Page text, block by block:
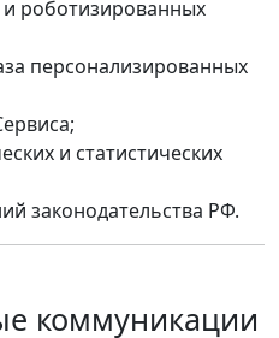
роботизированных
персонализированных
и статистических
законодательства РФ.
коммуникации